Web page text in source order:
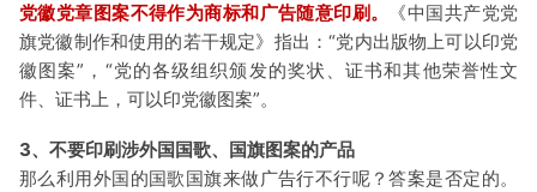
党徽党章图案不得作为商标和广告随意印刷。
《中国共产党党
旗党徽制作和使用的若干规定》指出：“党内出版物上可以印党
徽图案”，“党的各级组织颁发的奖状、证书和其他荣誉性文
件、证书上，可以印党徽图案”。
3、不要印刷涉外国国歌、国旗图案的产品
那么利用外国的国歌国旗来做广告行不行呢？答案是否定的。